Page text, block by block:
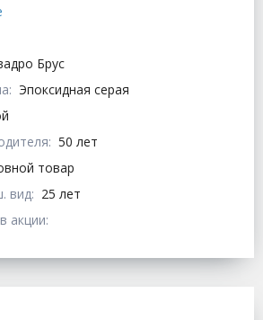
Брус
Эпоксидная серая
50 лет
товар
вид: 25 лет
акции: